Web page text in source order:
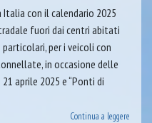
con il calendario 2025
fuori dai centri abitati
per i veicoli con
in occasione delle
aprile 2025 e “Ponti di
Continua a leggere